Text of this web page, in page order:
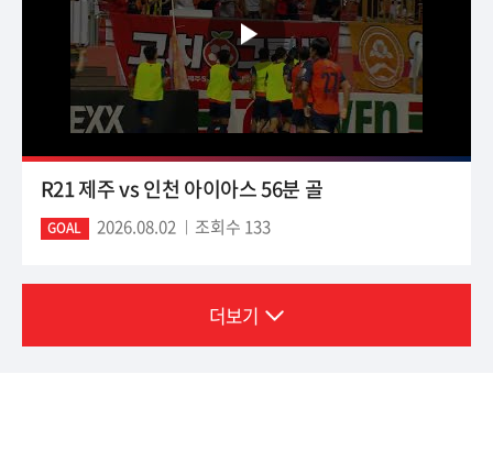
R21 제주 vs 인천 아이아스 56분 골
GOAL 2026.08.02 조회수 133
더보기